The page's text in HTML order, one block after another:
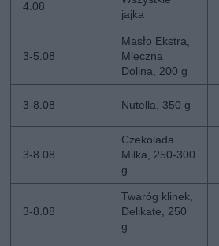
4.08
jajka
3-5.08
Masło Ekstra,
Mleczna
Dolina, 200 g
3-8.08 Nutella, 350 g
3-8.08
Czekolada
Milka, 250-300
g
3-8.08
Twaróg klinek,
Delikate, 250
g